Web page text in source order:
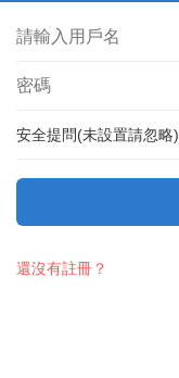
安全提問(未設置請忽略)
還沒有註冊？